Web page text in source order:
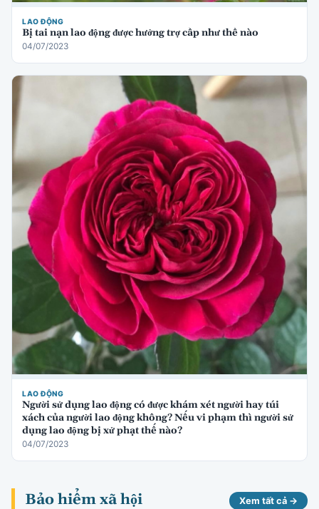
LAO ĐỘNG
Bị tai nạn lao động được hưởng trợ cấp như thế nào
04/07/2023
LAO ĐỘNG
Người sử dụng lao động có được khám xét người hay túi
xách của người lao động không? Nếu vi phạm thì người sử
dụng lao động bị xử phạt thế nào?
04/07/2023
Bảo hiểm xã hội Xem tất cả →